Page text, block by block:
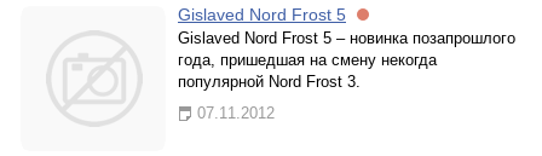
Gislaved Nord Frost 5
Gislaved Nord Frost 5 – новинка позапрошлого
года, пришедшая на смену некогда
популярной Nord Frost 3.
07.11.2012